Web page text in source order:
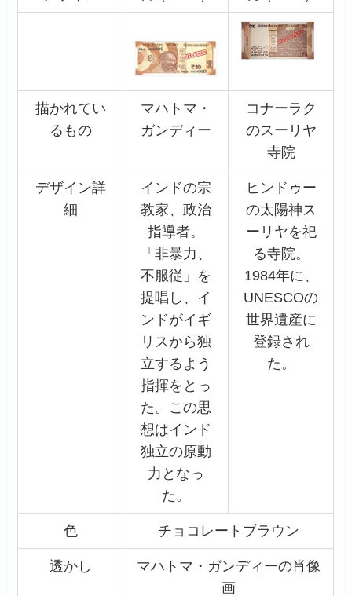
描かれてい
るもの
マハトマ・
ガンディー
コナーラク
のスーリヤ
寺院
デザイン詳
細
インドの宗
教家、政治
指導者。
「非暴力、
不服従」を
提唱し、イ
ンドがイギ
リスから独
立するよう
指揮をとっ
た。この思
想はインド
独立の原動
力となっ
た。
ヒンドゥー
の太陽神ス
ーリヤを祀
る寺院。
1984年に、
UNESCOの
世界遺産に
登録され
た。
色 チョコレートブラウン
透かし
マハトマ・ガンディーの肖像
画